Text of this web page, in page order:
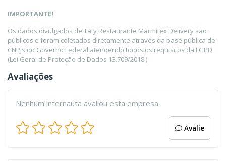
IMPORTANTE!
Os dados divulgados de Taty Restaurante Marmitex Delivery são
públicos e foram coletados diretamente através da base pública de
CNPJs do Governo Federal atendendo todos os requisitos da LGPD
(Lei Geral de Proteção de Dados 13.709/2018 )
Avaliações
Nenhum internauta avaliou esta empresa.
Avalie